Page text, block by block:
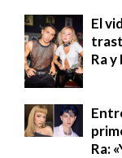
El
Ra y
Ra: